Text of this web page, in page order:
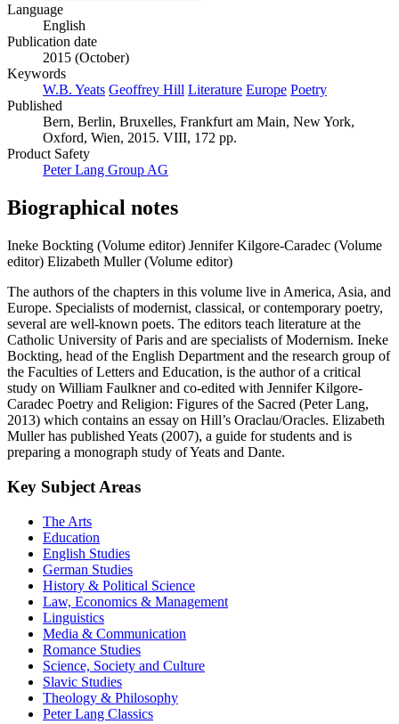
10.3726/978-3-0351-0883-5
Language
English
Publication date
2015 (October)
Keywords
W.B. Yeats
Published
Bern, Berlin, Bruxelles, Frankfurt am Main, New York,
Oxford, Wien, 2015. VIII, 172 pp.
Product Safety
Biographical notes
Ineke Bockting (Volume editor) Jennifer Kilgore-Caradec (Volume
The authors of the chapters in this volume live in America, Asia, and
Europe. Specialists of modernist, classical, or contemporary poetry,
several are well-known poets. The editors teach literature at the
Catholic University of Paris and are specialists of Modernism. Ineke
Bockting, head of the English Department and the research group of
the Faculties of Letters and Education, is the author of a critical
study on William Faulkner and co-edited with Jennifer Kilgore-
Caradec Poetry and Religion: Figures of the Sacred (Peter Lang,
2013) which contains an essay on Hill’s Oraclau/Oracles. Elizabeth
Muller has published Yeats (2007), a guide for students and is
The Arts
Education
English Studies
German Studies
History & Political Science
Law, Economics & Management
Linguistics
Media & Communication
Romance Studies
Science, Society and Culture
Slavic Studies
Theology & Philosophy